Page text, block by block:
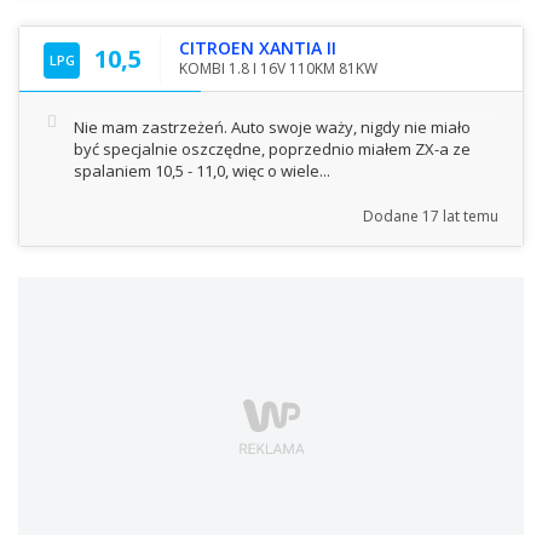
LPG 10,5 CITROEN XANTIA II
KOMBI 1.8 I 16V 110KM 81KW
Nie mam zastrzeżeń. Auto swoje waży, nigdy nie miało
być specjalnie oszczędne, poprzednio miałem ZX-a ze
spalaniem 10,5 - 11,0, więc o wiele...
Dodane 17 lat temu